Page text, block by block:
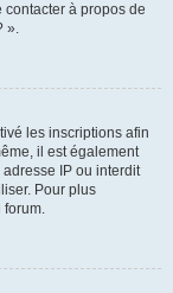
contacter à propos de
».
les inscriptions afin
il est également
IP ou interdit
Pour plus
forum.